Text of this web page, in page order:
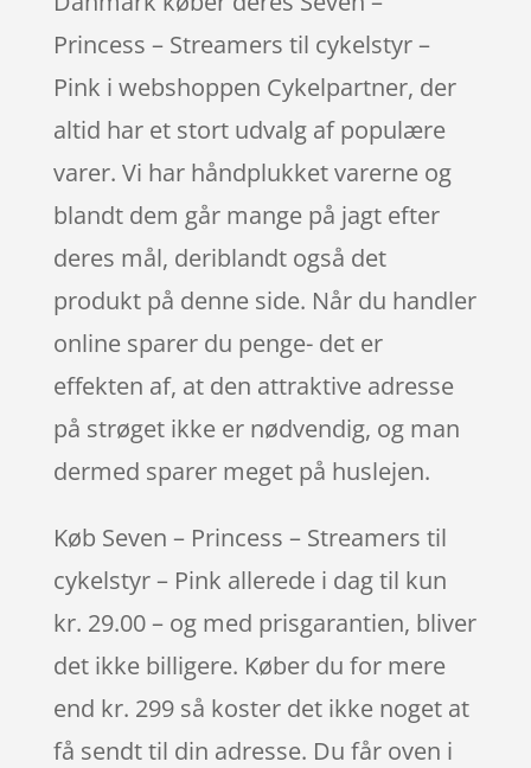
Princess – Streamers til cykelstyr –
Pink i webshoppen Cykelpartner, der
altid har et stort udvalg af populære
varer. Vi har håndplukket varerne og
blandt dem går mange på jagt efter
deres mål, deriblandt også det
produkt på denne side. Når du handler
online sparer du penge- det er
effekten af, at den attraktive adresse
på strøget ikke er nødvendig, og man
dermed sparer meget på huslejen.
Køb Seven – Princess – Streamers til
cykelstyr – Pink allerede i dag til kun
kr. 29.00 – og med prisgarantien, bliver
det ikke billigere. Køber du for mere
end kr. 299 så koster det ikke noget at
få sendt til din adresse. Du får oven i